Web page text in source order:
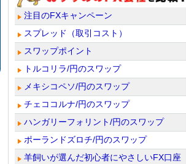
注目のFXキャンペーン
スプレッド（取引コスト）
スワップポイント
トルコリラ/円のスワップ
メキシコペソ/円のスワップ
チェココルナ/円のスワップ
ハンガリーフォリント/円のスワップ
ポーランドズロチ/円のスワップ
羊飼いが選んだ初心者にやさしいFX口座